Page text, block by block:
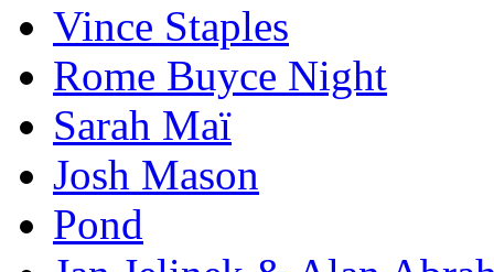
Vince Staples
Rome Buyce Night
Sarah Maï
Josh Mason
Pond